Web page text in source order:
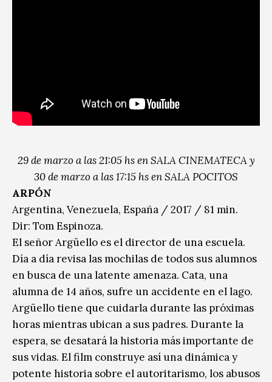
29 de marzo a las 21:05 hs en SALA CINEMATECA y
30 de marzo a las 17:15 hs en SALA POCITOS
ARPÓN
Argentina, Venezuela, España / 2017 / 81 min.
Dir: Tom Espinoza.
El señor Argüello es el director de una escuela.
Día a día revisa las mochilas de todos sus alumnos
en busca de una latente amenaza. Cata, una
alumna de 14 años, sufre un accidente en el lago.
Argüello tiene que cuidarla durante las próximas
horas mientras ubican a sus padres. Durante la
espera, se desatará la historia más importante de
sus vidas. El film construye así una dinámica y
potente historia sobre el autoritarismo, los abusos